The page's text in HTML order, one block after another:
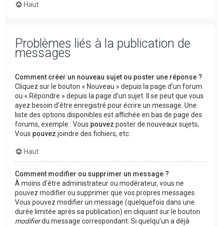
Haut
Problèmes liés à la publication de
messages
Comment créer un nouveau sujet ou poster une réponse ?
Cliquez sur le bouton « Nouveau » depuis la page d’un forum
ou « Répondre » depuis la page d’un sujet. Il se peut que vous
ayez besoin d’être enregistré pour écrire un message. Une
liste des options disponibles est affichée en bas de page des
forums, exemple : Vous pouvez poster de nouveaux sujets,
Vous pouvez joindre des fichiers, etc.
Haut
Comment modifier ou supprimer un message ?
À moins d’être administrateur ou modérateur, vous ne
pouvez modifier ou supprimer que vos propres messages.
Vous pouvez modifier un message (quelquefois dans une
durée limitée après sa publication) en cliquant sur le bouton
modifierdu message correspondant. Si quelqu’un a déjà